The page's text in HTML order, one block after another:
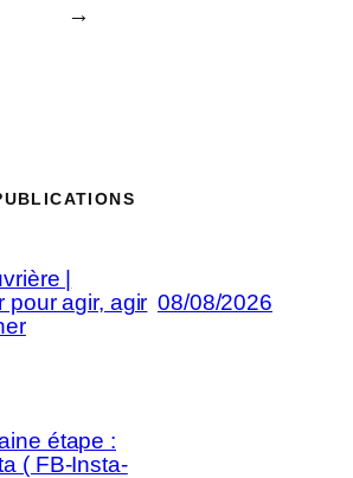
→
|
pour agir, agir 08/08/2026
étape :
( FB-Insta-